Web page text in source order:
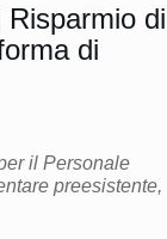
di
di
il Personale
preesistente,